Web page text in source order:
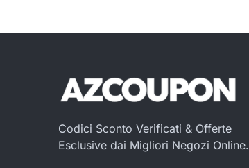
Codici Sconto Verificati & Offerte
Esclusive dai Migliori Negozi Online.